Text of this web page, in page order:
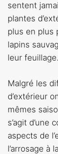
sentent
plantes
plus en plus
lapins
leur feuillage.
Malgré les
d’extérieur
mêmes
s’agit
aspects de
l’arrosage à